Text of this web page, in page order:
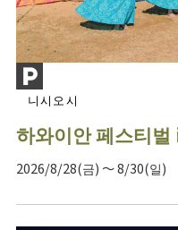
니시오시
하와이안 페스티
2026/8/28(금) ～ 8/30(일)